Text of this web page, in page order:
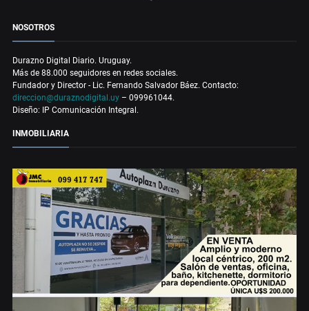
NOSOTROS
Durazno Digital Diario. Uruguay.
Más de 88.000 seguidores en redes sociales.
Fundador y Director - Lic. Fernando Salvador Báez. Contacto:
direccion@duraznodigital.uy – 099961044.
Diseño: IP Comunicación Integral.
INMOBILIARIA